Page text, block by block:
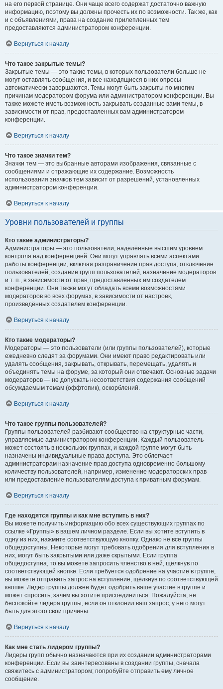
на его первой странице. Они чаще всего содержат достаточно важную
информацию, поэтому вы должны прочесть их по возможности. Так же, как
и с объявлениями, права на создание прилепленных тем
предоставляются администратором конференции.
Вернуться к началу
Что такое закрытые темы?
Закрытые темы — это такие темы, в которых пользователи больше не
могут оставлять сообщения, и все находящиеся в них опросы
автоматически завершаются. Темы могут быть закрыты по многим
причинам модератором форума или администратором конференции. Вы
также можете иметь возможность закрывать созданные вами темы, в
зависимости от прав, предоставленных вам администратором
конференции.
Вернуться к началу
Что такое значки тем?
Значки тем — это выбранные авторами изображения, связанные с
сообщениями и отражающие их содержание. Возможность
использования значков тем зависит от разрешений, установленных
администратором конференции.
Вернуться к началу
Уровни пользователей и группы
Кто такие администраторы?
Администраторы — это пользователи, наделённые высшим уровнем
контроля над конференцией. Они могут управлять всеми аспектами
работы конференции, включая разграничение прав доступа, отключение
пользователей, создание групп пользователей, назначение модераторов
и т. п., в зависимости от прав, предоставленных им создателем
конференции. Они также могут обладать всеми возможностями
модераторов во всех форумах, в зависимости от настроек,
произведённых создателем конференции.
Вернуться к началу
Кто такие модераторы?
Модераторы — это пользователи (или группы пользователей), которые
ежедневно следят за форумами. Они имеют право редактировать или
удалять сообщения, закрывать, открывать, перемещать, удалять и
объединять темы на форуме, за который они отвечают. Основные задачи
модераторов — не допускать несоответствия содержания сообщений
обсуждаемым темам (оффтопик), оскорблений.
Вернуться к началу
Что такое группы пользователей?
Группы пользователей разбивают сообщество на структурные части,
управляемые администратором конференции. Каждый пользователь
может состоять в нескольких группах, и каждой группе могут быть
назначены индивидуальные права доступа. Это облегчает
администраторам назначение прав доступа одновременно большому
количеству пользователей, например, изменение модераторских прав
или предоставление пользователям доступа к приватным форумам.
Вернуться к началу
Где находятся группы и как мне вступить в них?
Вы можете получить информацию обо всех существующих группах по
ссылке «Группы» в вашем личном разделе. Если вы хотите вступить в
одну из них, нажмите соответствующую кнопку. Однако не все группы
общедоступны. Некоторые могут требовать одобрения для вступления в
них, могут быть закрытыми или даже скрытыми. Если группа
общедоступна, то вы можете запросить членство в ней, щёлкнув по
соответствующей кнопке. Если требуется одобрение на участие в группе,
вы можете отправить запрос на вступление, щёлкнув по соответствующей
кнопке. Лидер группы должен будет одобрить ваше участие в группе и
может спросить, зачем вы хотите присоединиться. Пожалуйста, не
беспокойте лидера группы, если он отклонил ваш запрос; у него могут
быть для этого свои причины.
Вернуться к началу
Как мне стать лидером группы?
Лидеры групп обычно назначаются при их создании администраторами
конференции. Если вы заинтересованы в создании группы, сначала
свяжитесь с администратором; попробуйте отправить ему личное
сообщение.